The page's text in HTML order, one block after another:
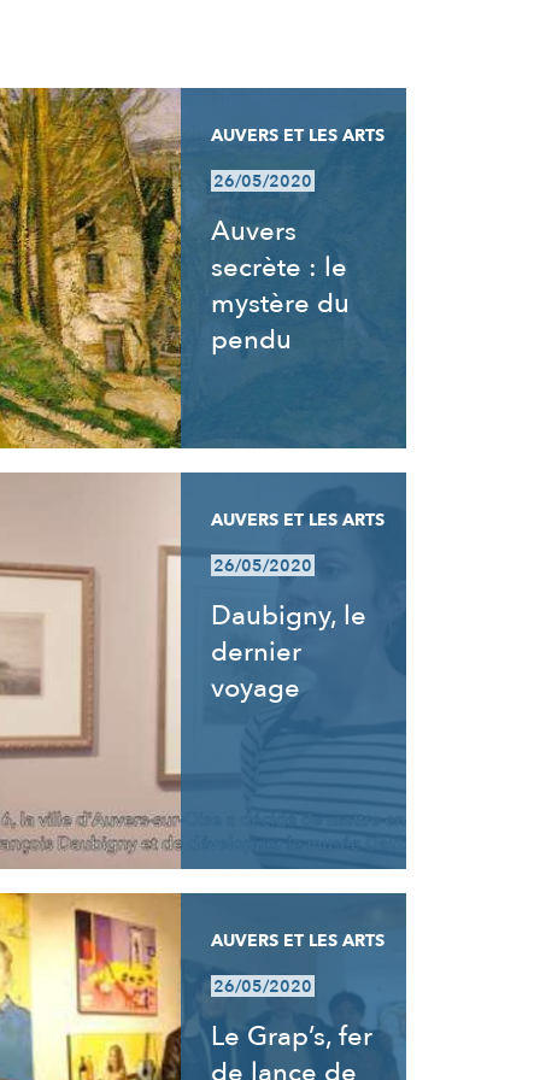
AUVERS ET LES ARTS
26/05/2020
Auvers
secrète : le
mystère du
pendu
AUVERS ET LES ARTS
26/05/2020
Daubigny, le
dernier
voyage
AUVERS ET LES ARTS
26/05/2020
Le Grap’s, fer
de lance de